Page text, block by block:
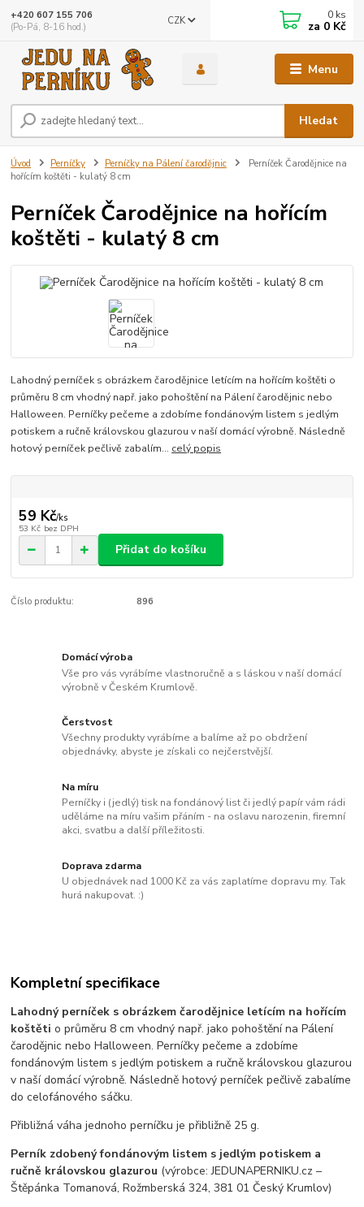
Menu
CZK
Hledat
+420 607 155 706
(Po-Pá, 8-16 hod.)
0 ks
za 0 Kč
Úvod Perníčky Perníčky na Pálení čarodějnic
Perníček Čarodějnice na
hořícím koštěti - kulatý 8 cm
Perníček Čarodějnice na hořícím
koštěti - kulatý 8 cm
Lahodný perníček s obrázkem čarodějnice letícím na hořícím koštěti o
průměru 8 cm vhodný např. jako pohoštění na Pálení čarodějnic nebo
Halloween. Perníčky pečeme a zdobíme fondánovým listem s jedlým
potiskem a ručně královskou glazurou v naší domácí výrobně. Následně
hotový perníček pečlivě zabalím... celý popis
59 Kč/ks
53 Kč bez DPH
Přidat do košíku
Číslo produktu: 896
Domácí výroba
Vše pro vás vyrábíme vlastnoručně a s láskou v naší domácí
výrobně v Českém Krumlově.
Čerstvost
Všechny produkty vyrábíme a balíme až po obdržení
objednávky, abyste je získali co nejčerstvější.
Na míru
Perníčky i (jedlý) tisk na fondánový list či jedlý papír vám rádi
uděláme na míru vašim přáním - na oslavu narozenin, firemní
akci, svatbu a další příležitosti.
Doprava zdarma
U objednávek nad 1000 Kč za vás zaplatíme dopravu my. Tak
hurá nakupovat. :)
Kompletní specifikace
Lahodný perníček s obrázkem čarodějnice letícím na hořícím
koštěti o průměru 8 cm vhodný např. jako pohoštění na Pálení
čarodějnic nebo Halloween. Perníčky pečeme a zdobíme
fondánovým listem s jedlým potiskem a ručně královskou glazurou
v naší domácí výrobně. Následně hotový perníček pečlivě zabalíme
do celofánového sáčku.
Přibližná váha jednoho perníčku je přibližně 25 g.
Perník zdobený fondánovým listem s jedlým potiskem a
ručně královskou glazurou (výrobce: JEDUNAPERNIKU.cz –
Štěpánka Tomanová, Rožmberská 324, 381 01 Český Krumlov)